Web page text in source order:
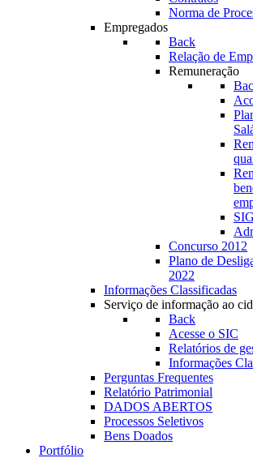
Norma de
Empregados
Back
Relação de
Remuneração
Concurso 2012
Plano de
2022
Informações Classificadas
Serviço de informação ao
Back
Acesse o SIC
Relatórios de
Informações
Perguntas Frequentes
Relatório Patrimonial
DADOS ABERTOS
Processos Seletivos
Bens Doados
Portfólio